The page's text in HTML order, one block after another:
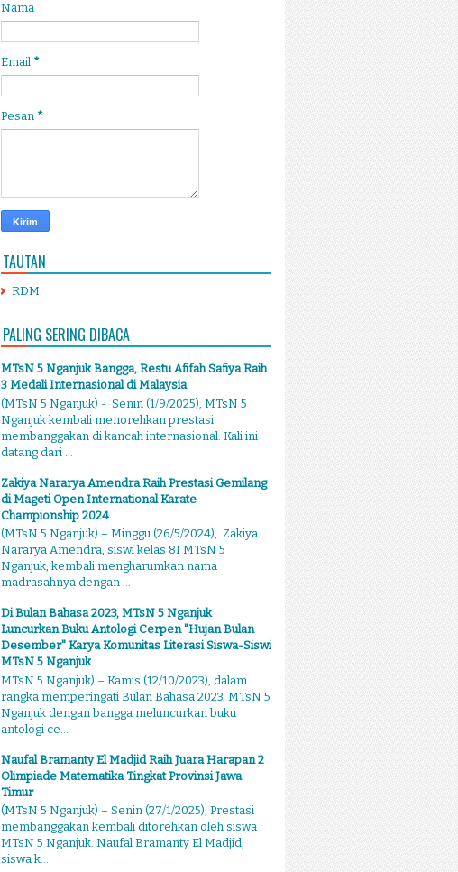
Nama
Email *
Pesan *
TAUTAN
RDM
PALING SERING DIBACA
MTsN 5 Nganjuk Bangga, Restu Afifah Safiya Raih
3 Medali Internasional di Malaysia
(MTsN 5 Nganjuk) - Senin (1/9/2025), MTsN 5
Nganjuk kembali menorehkan prestasi
membanggakan di kancah internasional. Kali ini
datang dari ...
Zakiya Nararya Amendra Raih Prestasi Gemilang
di Mageti Open International Karate
Championship 2024
(MTsN 5 Nganjuk) – Minggu (26/5/2024), Zakiya
Nararya Amendra, siswi kelas 8I MTsN 5
Nganjuk, kembali mengharumkan nama
madrasahnya dengan ...
Di Bulan Bahasa 2023, MTsN 5 Nganjuk
Luncurkan Buku Antologi Cerpen "Hujan Bulan
Desember" Karya Komunitas Literasi Siswa-Siswi
MTsN 5 Nganjuk
MTsN 5 Nganjuk) – Kamis (12/10/2023), dalam
rangka memperingati Bulan Bahasa 2023, MTsN 5
Nganjuk dengan bangga meluncurkan buku
antologi ce...
Naufal Bramanty El Madjid Raih Juara Harapan 2
Olimpiade Matematika Tingkat Provinsi Jawa
Timur
(MTsN 5 Nganjuk) – Senin (27/1/2025), Prestasi
membanggakan kembali ditorehkan oleh siswa
MTsN 5 Nganjuk. Naufal Bramanty El Madjid,
siswa k...